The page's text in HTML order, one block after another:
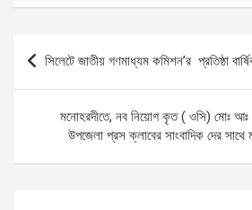
ce
b
o
o
k
se
n
g
er
at
A
p
p
ar
e
Post
navigation
সিলেটে জাতীয় গণমাধ্যম কমিশন’র প্রতিষ্ঠা
মনোহরদীতে, নব নিয়োগ কৃত ( ওসি) মোঃ আঃ
উপজেলা প্রস ক্লাবের সাংবাদিক দের সাথে